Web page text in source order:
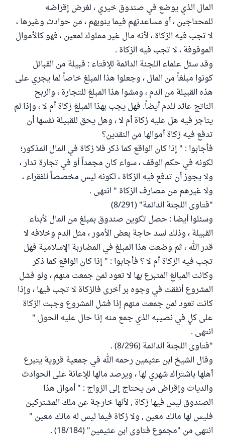
المال الذي يوضع في صندوق خيري ، لغرض إقراضه
للمحتاجين ، أو مساعدتهم فيما ينوبهم ، من حوادث وغيرها ،
لا تجب فيه الزكاة ، لأنه مال غير مملوك لمعين ، فهو كالأموال
الموقوفة ، لا تجب فيه الزكاة .
وقد سئل علماء اللجنة الدائمة للإفتاء : قبيلة من القبائل
كونوا مبلغاً من المال ، وجعلوا هذا المبلغ خاصاً لما يجري على
هذه القبيلة من الدم ، ومشوا هذا المبلغ للتجارة ، والربح
الناتج عائد للدم أيضاً. فهل يجب بهذا المبلغ زكاة أم لا ، وإذا لم
يتاجر فيه هل عليه زكاة أم لا ، وهل يحق للقبيلة نفسها أن
تدفع فيه زكاة أموالها من النقدين؟
فأجابوا : " إذا كان الواقع كما ذكر فلا زكاة في المال المذكور؛
لكونه في حكم الوقف ، سواء كان مجمداً أو في تجارة تدار ،
ولا يجوز أن تدفع فيه الزكاة ، لكونه ليس مخصصاً للفقراء ،
ولا غيرهم من مصارف الزكاة " انتهى .
"فتاوى اللجنة الدائمة" (8/291)
وسئلوا أيضا : حصل تكوين صندوق بمبلغ من المال لأبناء
القبيلة ، وذلك لسد حاجة بعض الأمور ، مثل الدم وخلافه لا
قدر الله ، ثم وضعت هذا المبلغ في المضاربة الإسلامية فهل
تجب فيه الزكاة أم لا ؟ فأجابوا : " إذا كان الواقع كما ذكر
وكانت المبالغ المتبرع بها لا تعود لمن جمعت منهم ، ولو فشل
المشروع أنفقت في وجوه بر أخرى فالزكاة لا تجب فيها ، وإذا
كانت تعود لمن جمعت منهم إذا فشل المشروع وجبت الزكاة
على كلٍ في نصيبه الذي جمع منه إذا حال عليه الحول "
انتهى .
"فتاوى اللجنة الدائمة (8/296) .
وقال الشيخ ابن عثيمين رحمه الله في جمعية قروية يتبرع
أهلها باشتراك شهري لها ، ويرصد مالها للإعانة على الحوادث
والديات وإقراض من يحتاج إلى الزواج : " أموال هذا
الصندوق ليس فيها زكاة , لأنها خارجة عن ملك المشتركين
فليس لها مالك معين , ولا زكاة فيما ليس له مالك معين "
انتهى من "مجموع فتاوى ابن عثيمين" (18/184) .